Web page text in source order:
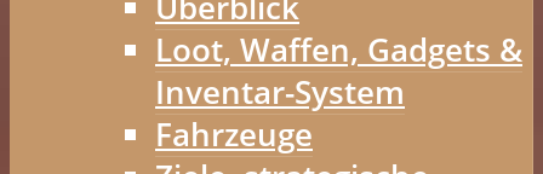
Loot, Waffen, Gadgets &
Inventar-System
Fahrzeuge